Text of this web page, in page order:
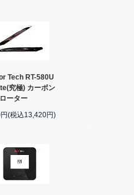
Tech RT-580U
究極) カーボン
ーター
(税込13,420円)